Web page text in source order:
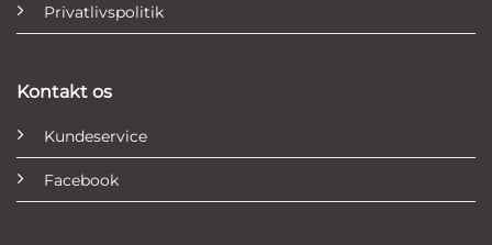
Privatlivspolitik
Kontakt os
Kundeservice
Facebook